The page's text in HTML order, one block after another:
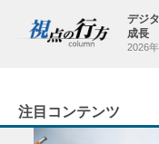
デジ
成長
2026
注目コンテンツ